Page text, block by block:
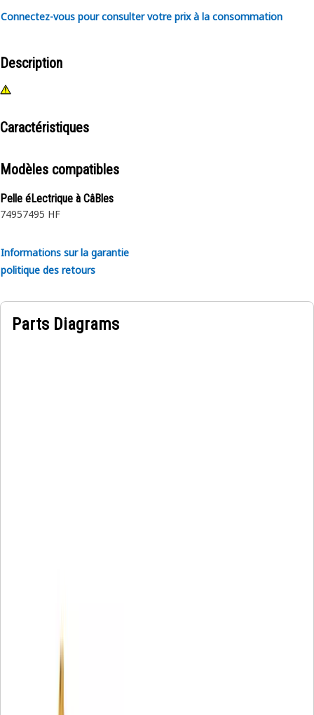
Connectez-vous pour consulter votre prix à la consommation
Description
Caractéristiques
Modèles compatibles
Pelle éLectrique à CâBles
74957495 HF
Informations sur la garantie
politique des retours
Parts Diagrams